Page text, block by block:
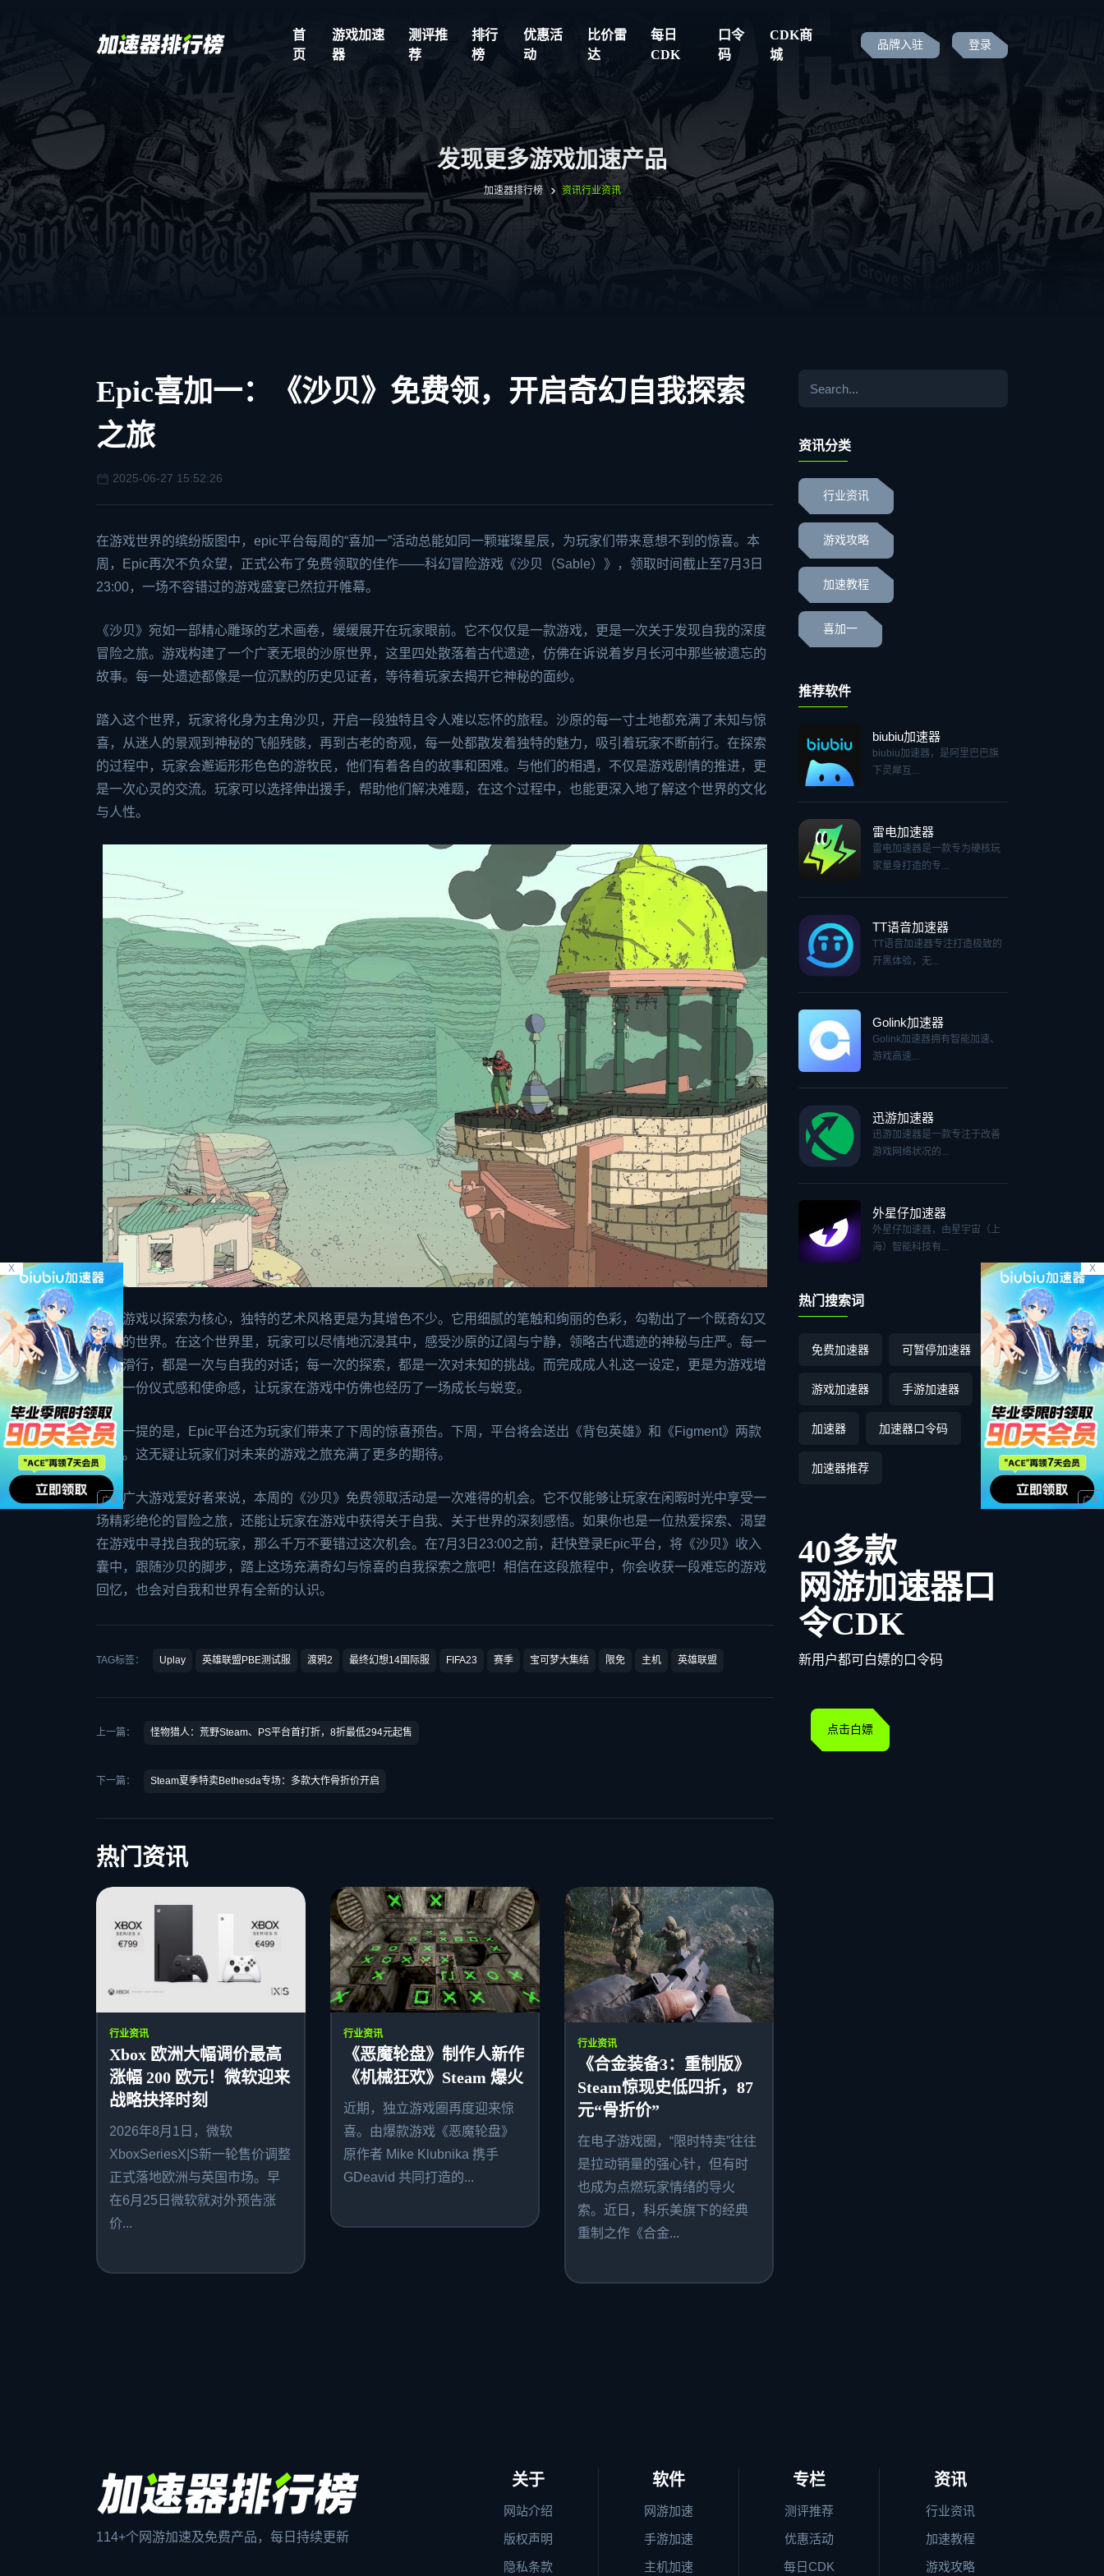
首
页
游戏加速
器
测评推
荐
排行
榜
优惠活
动
比价雷
达
每日
CDK
口令
码
CDK商
城
品牌入驻 登录
X X
发现更多游戏加速产品
加速器排行榜 资讯行业资讯
Epic喜加一：《沙贝》免费领，开启奇幻自我探索
之旅
2025-06-27 15:52:26
在游戏世界的缤纷版图中， epic平台每周的“喜加一”活动总能如同一颗璀璨星辰，为玩家们带来意想不到的惊喜。本
周，Epic再次不负众望，正式公布了免费领取的佳作——科幻冒险游戏《沙贝（Sable）》，领取时间截止至7月3日
23:00，一场不容错过的游戏盛宴已然拉开帷幕。
《沙贝》宛如一部精心雕琢的艺术画卷，缓缓展开在玩家眼前。它不仅仅是一款游戏，更是一次关于发现自我的深度
冒险之旅。游戏构建了一个广袤无垠的沙原世界，这里四处散落着古代遗迹，仿佛在诉说着岁月长河中那些被遗忘的
故事。每一处遗迹都像是一位沉默的历史见证者，等待着玩家去揭开它神秘的面纱。
踏入这个世界，玩家将化身为主角沙贝，开启一段独特且令人难以忘怀的旅程。沙原的每一寸土地都充满了未知与惊
喜，从迷人的景观到神秘的飞船残骸，再到古老的奇观，每一处都散发着独特的魅力，吸引着玩家不断前行。在探索
的过程中，玩家会邂逅形形色色的游牧民，他们有着各自的故事和困难。与他们的相遇，不仅是游戏剧情的推进，更
是一次心灵的交流。玩家可以选择伸出援手，帮助他们解决难题，在这个过程中，也能更深入地了解这个世界的文化
与人性。
这款游戏以探索为核心，独特的艺术风格更是为其增色不少。它用细腻的笔触和绚丽的色彩，勾勒出了一个既奇幻又
真实的世界。在这个世界里，玩家可以尽情地沉浸其中，感受沙原的辽阔与宁静，领略古代遗迹的神秘与庄严。每一
次的滑行，都是一次与自我的对话；每一次的探索，都是一次对未知的挑战。而完成成人礼这一设定，更是为游戏增
添了一份仪式感和使命感，让玩家在游戏中仿佛也经历了一场成长与蜕变。
值得一提的是，Epic平台还为玩家们带来了下周的惊喜预告。下周，平台将会送出《背包英雄》和《Figment》两款
游戏。这无疑让玩家们对未来的游戏之旅充满了更多的期待。
对于广大游戏爱好者来说，本周的《沙贝》免费领取活动是一次难得的机会。它不仅能够让玩家在闲暇时光中享受一
场精彩绝伦的冒险之旅，还能让玩家在游戏中获得关于自我、关于世界的深刻感悟。如果你也是一位热爱探索、渴望
在游戏中寻找自我的玩家，那么千万不要错过这次机会。在7月3日23:00之前，赶快登录Epic平台，将《沙贝》收入
囊中，跟随沙贝的脚步，踏上这场充满奇幻与惊喜的自我探索之旅吧！相信在这段旅程中，你会收获一段难忘的游戏
回忆，也会对自我和世界有全新的认识。
TAG标签： Uplay 英雄联盟PBE测试服 渡鸦2 最终幻想14国际服 FIFA23 赛季 宝可梦大集结 限免 主机 英雄联盟
上一篇： 怪物猎人：荒野Steam、PS平台首打折，8折最低294元起售
下一篇： Steam夏季特卖Bethesda专场：多款大作骨折价开启
热门资讯
行业资讯
Xbox 欧洲大幅调价最高
涨幅 200 欧元！微软迎来
战略抉择时刻
2026年8月1日，微软
XboxSeriesX|S新一轮售价调整
正式落地欧洲与英国市场。早
在6月25日微软就对外预告涨
价...
行业资讯
《恶魔轮盘》制作人新作
《机械狂欢》Steam 爆火
近期，独立游戏圈再度迎来惊
喜。由爆款游戏《恶魔轮盘》
原作者 Mike Klubnika 携手
GDeavid 共同打造的...
行业资讯
《合金装备3：重制版》
Steam惊现史低四折，87
元“骨折价”
在电子游戏圈，“限时特卖”往往
是拉动销量的强心针，但有时
也成为点燃玩家情绪的导火
索。近日，科乐美旗下的经典
重制之作《合金...
资讯分类
行业资讯
游戏攻略
加速教程
喜加一
推荐软件
biubiu加速器
biubiu加速器，是阿里巴巴旗
下灵犀互...
雷电加速器
雷电加速器是一款专为硬核玩
家量身打造的专...
TT语音加速器
TT语音加速器专注打造极致的
开黑体验，无...
Golink加速器
Golink加速器拥有智能加速、
游戏高速...
迅游加速器
迅游加速器是一款专注于改善
游戏网络状况的...
外星仔加速器
外星仔加速器，由星宇宙（上
海）智能科技有...
热门搜索词
免费加速器 可暂停加速器
游戏加速器 手游加速器
加速器 加速器口令码
加速器推荐
40多款
网游加速器口
令CDK
新用户都可白嫖的口令码
点击白嫖
114+个网游加速及免费产品，每日持续更新
关于
网站介绍
版权声明
隐私条款
软件
网游加速
手游加速
主机加速
专栏
测评推荐
优惠活动
每日CDK
资讯
行业资讯
加速教程
游戏攻略